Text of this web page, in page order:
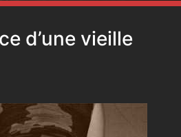
d’une vieille